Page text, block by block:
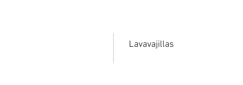
Lavavajillas